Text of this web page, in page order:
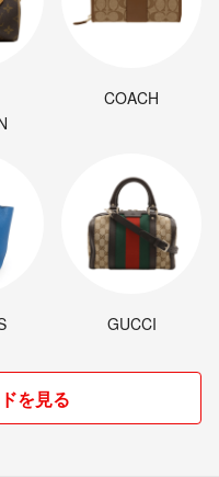
COACH
GUCCI
を見る